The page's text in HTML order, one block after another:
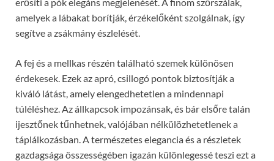
amelyek a lábakat borítják, érzékelőként szolgálnak, így
segítve a zsákmány észlelését.
A fej és a mellkas részén található szemek különösen
érdekesek. Ezek az apró, csillogó pontok biztosítják a
kiváló látást, amely elengedhetetlen a mindennapi
túléléshez. Az állkapcsok impozánsak, és bár elsőre talán
ijesztőnek tűnhetnek, valójában nélkülözhetetlenek a
táplálkozásban. A természetes elegancia és a részletek
gazdagsága összességében igazán különlegessé teszi ezt a